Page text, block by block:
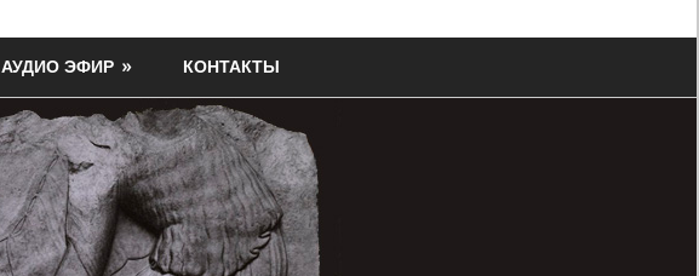
АУДИО ЭФИР КОНТАКТЫ